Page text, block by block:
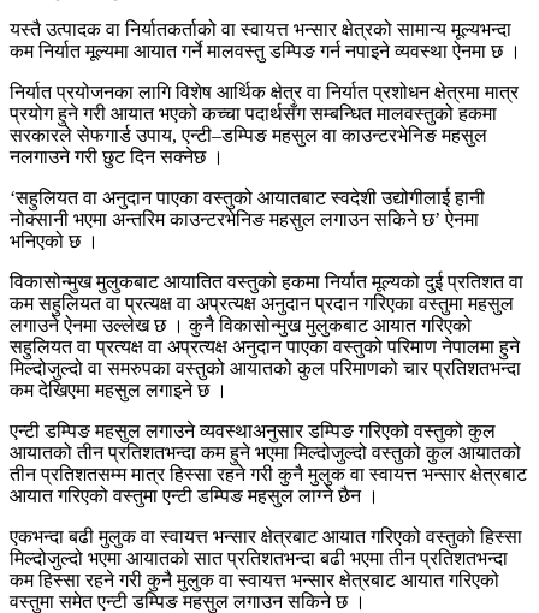
यस्तै उत्पादक वा निर्यातकर्ताको वा स्वायत्त भन्सार क्षेत्रको सामान्य मूल्यभन्दा
कम निर्यात मूल्यमा आयात गर्ने मालवस्तु डम्पिङ गर्न नपाइने व्यवस्था ऐनमा छ ।
निर्यात प्रयोजनका लागि विशेष आर्थिक क्षेत्र वा निर्यात प्रशोधन क्षेत्रमा मात्र
प्रयोग हुने गरी आयात भएको कच्चा पदार्थसँग सम्बन्धित मालवस्तुको हकमा
सरकारले सेफगार्ड उपाय, एन्टी–डम्पिङ महसुल वा काउन्टरभेनिङ महसुल
नलगाउने गरी छुट दिन सक्नेछ ।
‘सहुलियत वा अनुदान पाएका वस्तुको आयातबाट स्वदेशी उद्योगीलाई हानी
नोक्सानी भएमा अन्तरिम काउन्टरभेनिङ महसुल लगाउन सकिने छ’ ऐनमा
भनिएको छ ।
विकासोन्मुख मुलुकबाट आयातित वस्तुको हकमा निर्यात मूल्यको दुई प्रतिशत वा
कम सहुलियत वा प्रत्यक्ष वा अप्रत्यक्ष अनुदान प्रदान गरिएका वस्तुमा महसुल
लगाउने ऐनमा उल्लेख छ । कुनै विकासोन्मुख मुलुकबाट आयात गरिएको
सहुलियत वा प्रत्यक्ष वा अप्रत्यक्ष अनुदान पाएका वस्तुको परिमाण नेपालमा हुने
मिल्दोजुल्दो वा समरुपका वस्तुको आयातको कुल परिमाणको चार प्रतिशतभन्दा
कम देखिएमा महसुल लगाइने छ ।
एन्टी डम्पिङ महसुल लगाउने व्यवस्थाअनुसार डम्पिङ गरिएको वस्तुको कुल
आयातको तीन प्रतिशतभन्दा कम हुने भएमा मिल्दोजुल्दो वस्तुको कुल आयातको
तीन प्रतिशतसम्म मात्र हिस्सा रहने गरी कुनै मुलुक वा स्वायत्त भन्सार क्षेत्रबाट
आयात गरिएको वस्तुमा एन्टी डम्पिङ महसुल लाग्ने छैन ।
एकभन्दा बढी मुलुक वा स्वायत्त भन्सार क्षेत्रबाट आयात गरिएको वस्तुको हिस्सा
मिल्दोजुल्दो भएमा आयातको सात प्रतिशतभन्दा बढी भएमा तीन प्रतिशतभन्दा
कम हिस्सा रहने गरी कुनै मुलुक वा स्वायत्त भन्सार क्षेत्रबाट आयात गरिएको
वस्तुमा समेत एन्टी डम्पिङ महसुल लगाउन सकिने छ ।